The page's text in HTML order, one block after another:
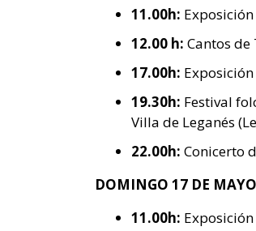
11.00h:
12.00 h: Cantos de
17.00h:
19.30h: Festival
Villa de Leganés
22.00h: Conicerto
DOMINGO 17 DE MAYO
11.00h: